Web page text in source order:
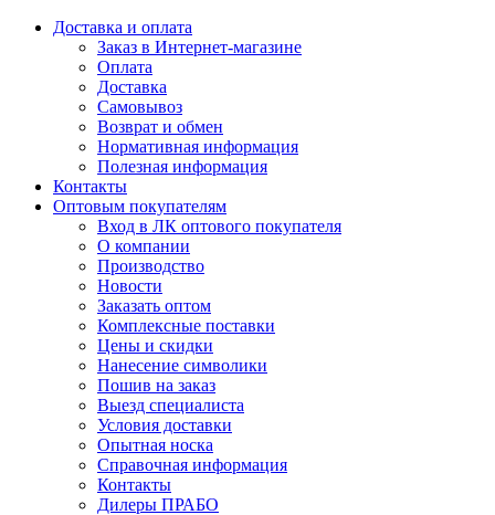
Доставка и оплата
Заказ в Интернет-магазине
Оплата
Доставка
Самовывоз
Возврат и обмен
Нормативная информация
Полезная информация
Контакты
Оптовым покупателям
Вход в ЛК оптового покупателя
О компании
Производство
Новости
Заказать оптом
Комплексные поставки
Цены и скидки
Нанесение символики
Пошив на заказ
Выезд специалиста
Условия доставки
Опытная носка
Справочная информация
Контакты
Дилеры ПРАБО